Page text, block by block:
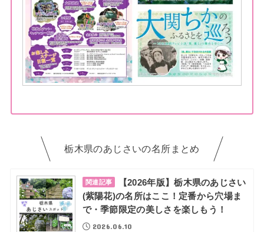
栃木県のあじさいの名所まとめ
関連記事
【2026年版】栃木県のあじさい
(紫陽花)の名所はここ！定番から穴場ま
で・季節限定の美しさを楽しもう！
2026.06.10